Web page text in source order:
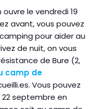
le vendredi 19
avant, vous pouvez
pour aider au
de nuit, on vous
de Bure (2,
camp de
Vous pouvez
septembre en